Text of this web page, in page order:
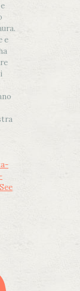
e
See